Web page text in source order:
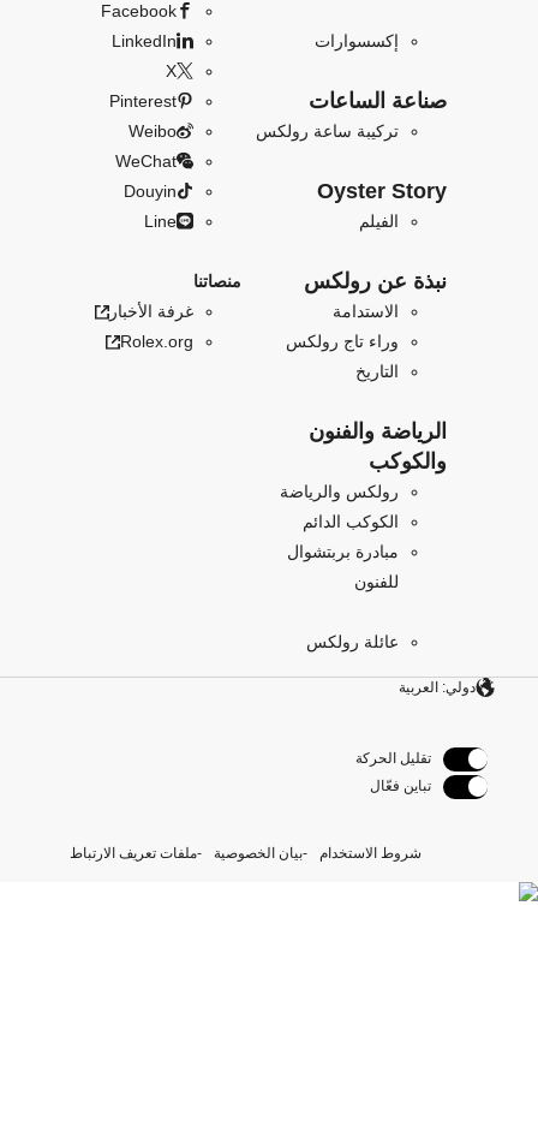
إكسسوارات
صناعة الساعات
تركيبة ساعة رولكس
Oyster Story
الفيلم
نبذة عن رولكس
الاستدامة
وراء تاج رولكس
التاريخ
الرياضة والفنون
والكوكب
رولكس والرياضة
الكوكب الدائم
مبادرة بربتشوال
للفنون
عائلة رولكس
Facebook
LinkedIn
X
Pinterest
Weibo
WeChat
Douyin
Line
منصاتنا
غرفة الأخبار
Rolex.org
دولي: العربية
تقليل الحركة
تباين فعّال
شروط الاستخدام بيان الخصوصية ملفات تعريف الارتباط